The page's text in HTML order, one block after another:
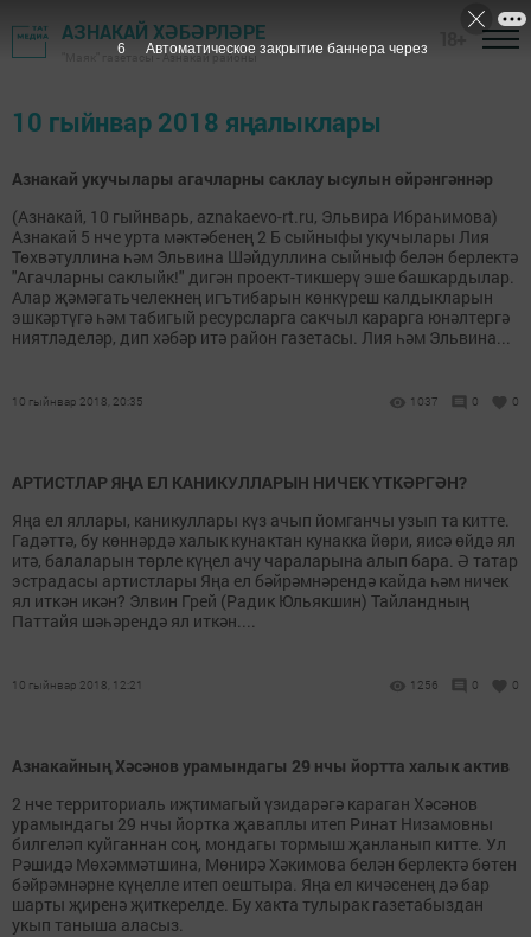
АЗНАКАЙ ХӘБӘРЛӘРЕ
"Маяк" газетасы - Азнакай районы
10 гыйнвар 2018 яңалыклары
Азнакай укучылары агачларны саклау ысулын өйрәнгәннәр
(Азнакай, 10 гыйнварь, aznakaevo-rt.ru, Эльвира Ибраһимова)
Азнакай 5 нче урта мәктәбенең 2 Б сыйныфы укучылары Лия
Төхвәтуллина һәм Эльвина Шәйдуллина сыйныф белән берлектә
"Агачларны саклыйк!" дигән проект-тикшерү эше башкардылар.
Алар җәмәгатьчелекнең игътибарын көнкүреш калдыкларын
эшкәртүгә һәм табигый ресурсларга сакчыл карарга юнәлтергә
ниятләделәр, дип хәбәр итә район газетасы. Лия һәм Эльвина...
10 гыйнвар 2018, 20:35 1037 0 0
АРТИСТЛАР ЯҢА ЕЛ КАНИКУЛЛАРЫН НИЧЕК ҮТКӘРГӘН?
Яңа ел яллары, каникуллары күз ачып йомганчы узып та китте.
Гадәттә, бу көннәрдә халык кунактан кунакка йөри, яисә өйдә ял
итә, балаларын төрле күңел ачу чараларына алып бара. Ә татар
эстрадасы артистлары Яңа ел бәйрәмнәрендә кайда һәм ничек
ял иткән икән? Элвин Грей (Радик Юльякшин) Тайландның
Паттайя шәһәрендә ял иткән....
10 гыйнвар 2018, 12:21 1256 0 0
Азнакайның Хәсәнов урамындагы 29 нчы йортта халык актив
2 нче территориаль иҗтимагый үзидарәгә караган Хәсәнов
урамындагы 29 нчы йортка җаваплы итеп Ринат Низамовны
билгеләп куйганнан соң, мондагы тормыш җанланып китте. Ул
Рәшидә Мөхәммәтшина, Мөнирә Хәкимова белән берлектә бөтен
бәйрәмнәрне күңелле итеп оештыра. Яңа ел кичәсенең дә бар
шарты җиренә җиткерелде. Бу хакта тулырак газетабыздан
укып таныша аласыз.
6 Автоматическое закрытие баннера через